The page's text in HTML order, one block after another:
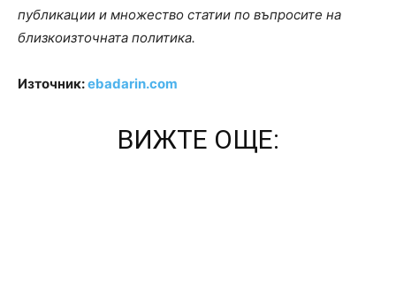
публикации и множество статии по въпросите на
близкоизточната политика.
Източник:ebadarin.com
ВИЖТЕ ОЩЕ: